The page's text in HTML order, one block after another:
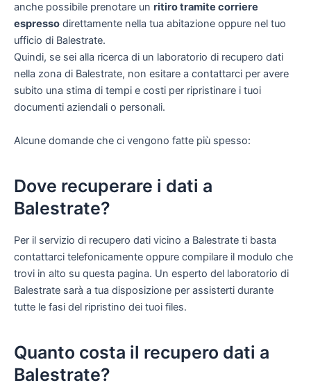
anche possibile prenotare un ritiro tramite corriere
espresso direttamente nella tua abitazione oppure nel tuo
ufficio di Balestrate.
Quindi, se sei alla ricerca di un laboratorio di recupero dati
nella zona di Balestrate, non esitare a contattarci per avere
subito una stima di tempi e costi per ripristinare i tuoi
documenti aziendali o personali.
Alcune domande che ci vengono fatte più spesso:
Dove recuperare i dati a
Balestrate?
Per il servizio di recupero dati vicino a Balestrate ti basta
contattarci telefonicamente oppure compilare il modulo che
trovi in alto su questa pagina. Un esperto del laboratorio di
Balestrate sarà a tua disposizione per assisterti durante
tutte le fasi del ripristino dei tuoi files.
Quanto costa il recupero dati a
Balestrate?